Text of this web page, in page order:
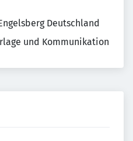
Deutschland
und Kommunikation